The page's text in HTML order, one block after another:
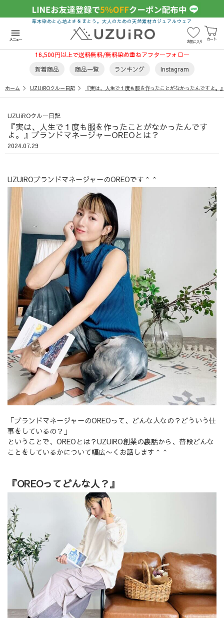
menu
メニュー お気に入り カート
草木染めと心地よさをまとう。大人のための天然素材カジュアルウェア
16,500円以上で送料無料/無料染め重ねアフターフォロー
新着商品
商品一覧 ランキング Instagram
ホーム UZUiROクルー日記 『実は、人生で１度も服を作ったことがなかったんですよ。
UZUiROクルー日記
『実は、人生で１度も服を作ったことがなかったんです
よ。』ブランドマネージャーOREOとは？
2024.07.29
UZUiROブランドマネージャーのOREOです＾＾
「ブランドマネージャーのOREOって、どんな人なの？どういう仕
事をしているの？」
ということで、OREOとは？UZUiRO創業の裏話から、普段どんな
ことをしているかについて幅広〜くお話します＾＾
『OREOってどんな人？』